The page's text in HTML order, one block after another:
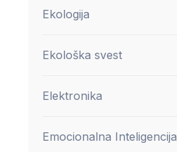
Ekologija
Ekološka svest
Elektronika
Emocionalna Inteligencija